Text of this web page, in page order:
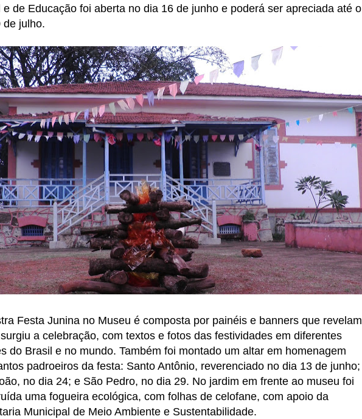
e de Educação foi aberta no dia 16 de junho e poderá ser apreciada até o
de julho.
Festa Junina no Museu é composta por painéis e banners que revelam
a celebração, com textos e fotos das festividades em diferentes
do Brasil e no mundo. Também foi montado um altar em homenagem
padroeiros da festa: Santo Antônio, reverenciado no dia 13 de junho;
no dia 24; e São Pedro, no dia 29. No jardim em frente ao museu foi
uma fogueira ecológica, com folhas de celofane, com apoio da
Municipal de Meio Ambiente e Sustentabilidade.